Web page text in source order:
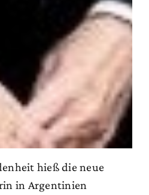
hieß die neue
in Argentinien